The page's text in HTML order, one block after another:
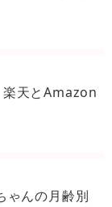
天とAmazon
ゃんの月齢別